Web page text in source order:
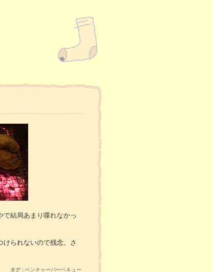
結局あまり喋れなかっ
られないので残念。さ
タグ : ベンチャーバーベキュー